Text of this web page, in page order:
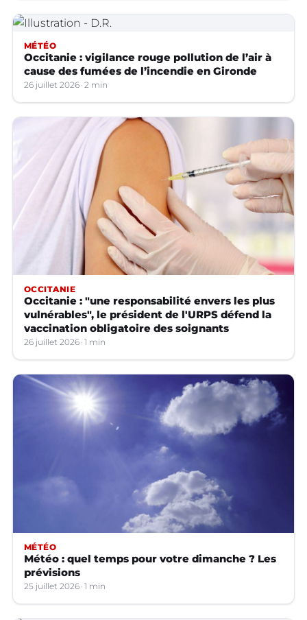
MÉTÉO
Occitanie : vigilance rouge pollution de l’air à
cause des fumées de l’incendie en Gironde
26 juillet 2026 2 min
OCCITANIE
Occitanie : "une responsabilité envers les plus
vulnérables", le président de l'URPS défend la
vaccination obligatoire des soignants
26 juillet 2026 1 min
MÉTÉO
Météo : quel temps pour votre dimanche ? Les
prévisions
25 juillet 2026 1 min